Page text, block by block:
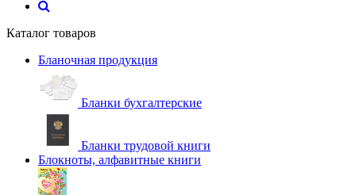
Каталог товаров
Бланочная продукция
Бланки бухгалтерские
Бланки трудовой книги
Блокноты, алфавитные книги